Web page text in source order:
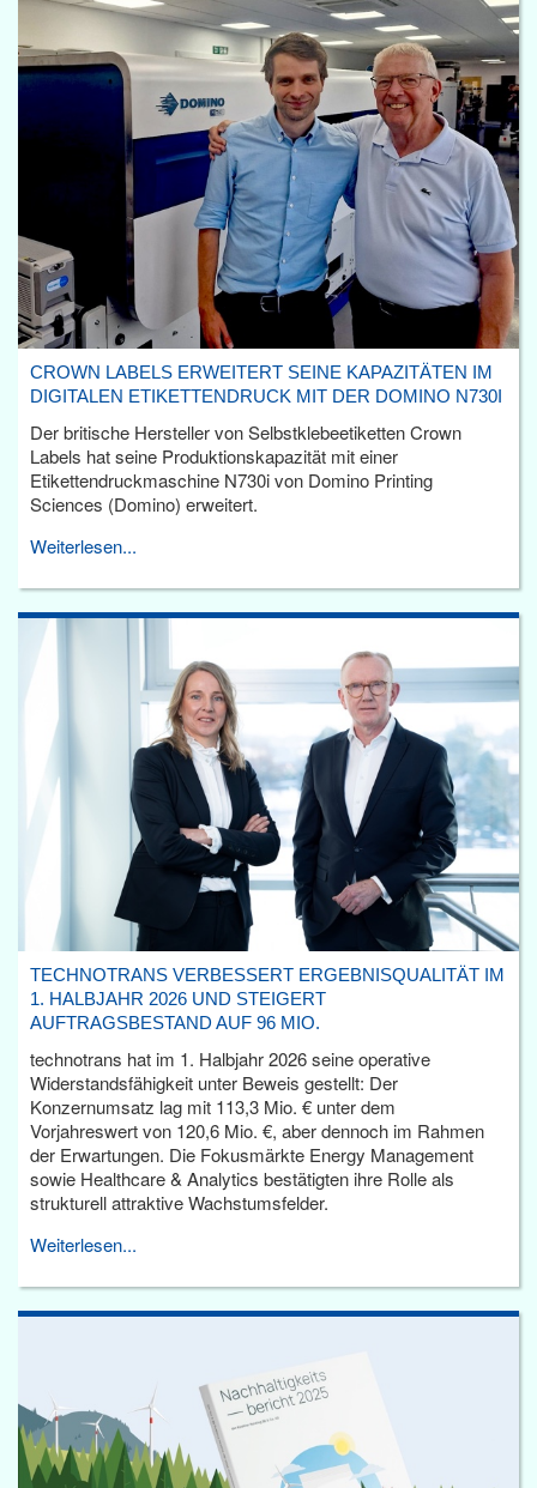
CROWN LABELS ERWEITERT SEINE KAPAZITÄTEN IM
DIGITALEN ETIKETTENDRUCK MIT DER DOMINO N730I
Der britische Hersteller von Selbstklebeetiketten Crown
Labels hat seine Produktionskapazität mit einer
Etikettendruckmaschine N730i von Domino Printing
Sciences (Domino) erweitert.
Weiterlesen...
TECHNOTRANS VERBESSERT ERGEBNISQUALITÄT IM
1. HALBJAHR 2026 UND STEIGERT
AUFTRAGSBESTAND AUF 96 MIO.
technotrans hat im 1. Halbjahr 2026 seine operative
Widerstandsfähigkeit unter Beweis gestellt: Der
Konzernumsatz lag mit 113,3 Mio. € unter dem
Vorjahreswert von 120,6 Mio. €, aber dennoch im Rahmen
der Erwartungen. Die Fokusmärkte Energy Management
sowie Healthcare & Analytics bestätigten ihre Rolle als
strukturell attraktive Wachstumsfelder.
Weiterlesen...